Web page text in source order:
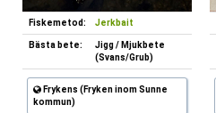
Fiskemetod: Jerkbait
Bästa bete:
Jigg / Mjukbete
(Svans/Grub)
Frykens (Fryken inom Sunne
kommun)